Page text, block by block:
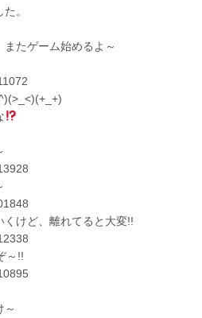
。
たゲーム始めるよ～
くけど、離れてると大変!!
～!!
～